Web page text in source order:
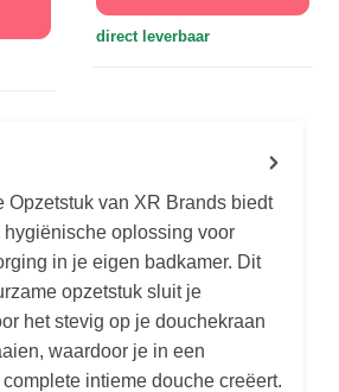
direct leverbaar
Opzetstuk van XR Brands biedt
oplossing voor
in je eigen badkamer. Dit
opzetstuk sluit je
het stevig op je douchekraan
waardoor je in een
intieme douche creëert.